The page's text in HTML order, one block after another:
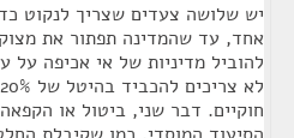
יש שלושה צעדים שצריך לנקוט
אחד, עד שהמדינה תפתור את
להוביל מדיניות של אי אכיפה על
חוקיים. דבר שני, ביטול או